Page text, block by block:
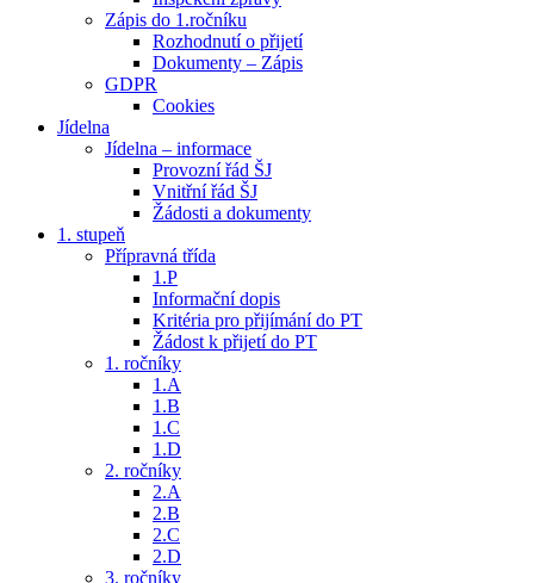
Zápis do 1.ročníku
Rozhodnutí o přijetí
Dokumenty – Zápis
GDPR
Cookies
Jídelna
Jídelna – informace
Provozní řád ŠJ
Vnitřní řád ŠJ
Žádosti a dokumenty
1. stupeň
Přípravná třída
1.P
Informační dopis
Kritéria pro přijímání do PT
Žádost k přijetí do PT
1. ročníky
1.A
1.B
1.C
1.D
2. ročníky
2.A
2.B
2.C
2.D
3. ročníky